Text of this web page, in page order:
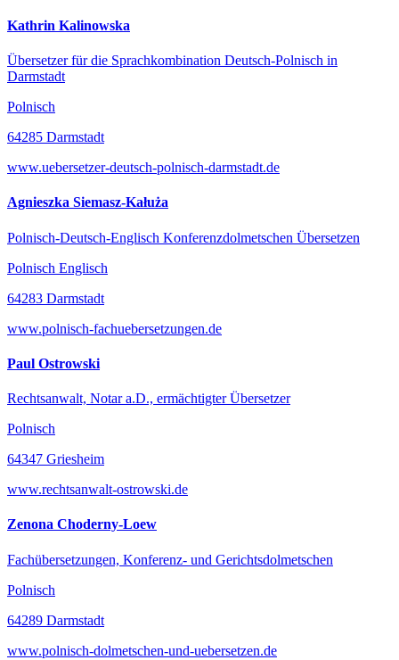
Kathrin Kalinowska
Übersetzer für die Sprachkombination Deutsch-Polnisch in
Darmstadt
Polnisch
64285 Darmstadt
www.uebersetzer-deutsch-polnisch-darmstadt.de
Agnieszka Siemasz-Kałuża
Polnisch-Deutsch-Englisch Konferenzdolmetschen Übersetzen
Polnisch Englisch
64283 Darmstadt
www.polnisch-fachuebersetzungen.de
Paul Ostrowski
Rechtsanwalt, Notar a.D., ermächtigter Übersetzer
Polnisch
64347 Griesheim
www.rechtsanwalt-ostrowski.de
Zenona Choderny-Loew
Fachübersetzungen, Konferenz- und Gerichtsdolmetschen
Polnisch
64289 Darmstadt
www.polnisch-dolmetschen-und-uebersetzen.de